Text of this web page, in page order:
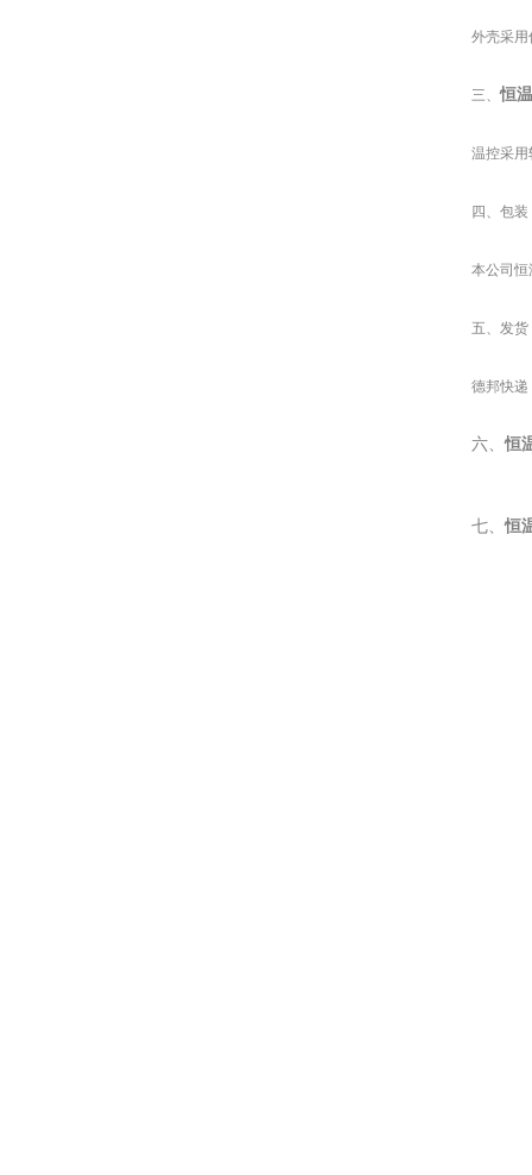
外壳采用
三、恒
温控采用
四、包装
本公司恒
五、发货
德邦快递
六、恒
七、恒